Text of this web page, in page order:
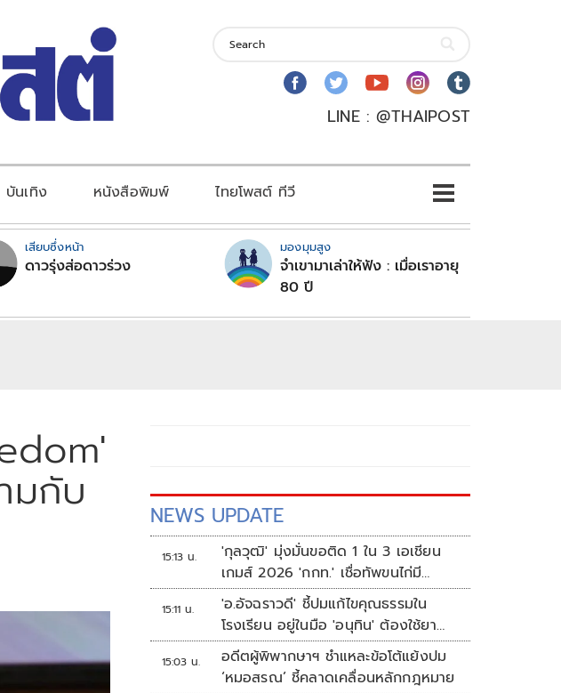
LINE : @THAIPOST
บันเทิง หนังสือพิมพ์ ไทยโพสต์ ทีวี
เสียบซึ่งหน้า
ดาวรุ่งส่อดาวร่วง
มองมุมสูง
จำเขามาเล่าให้ฟัง : เมื่อเราอายุ
80 ปี
มกับ NEWS UPDATE
15:13 น.
'กุลวุฒิ' มุ่งมั่นขอติด 1 ใน 3 เอเชียน
เกมส์ 2026 'กกท.' เชื่อทัพขนไก่มี
เหรียญแน่
15:11 น.
'อ.อัจฉราวดี' ชี้ปมแก้ไขคุณธรรมใน
โรงเรียน อยู่ในมือ 'อนุทิน' ต้องใช้ยา
แรงกับ ก.ศึกษา เรื่องปืนแค่ปลายเหตุ
15:03 น.
อดีตผู้พิพากษาฯ ชำแหละข้อโต้แย้งปม
‘หมอสรณ’ ชี้คลาดเคลื่อนหลักกฎหมาย